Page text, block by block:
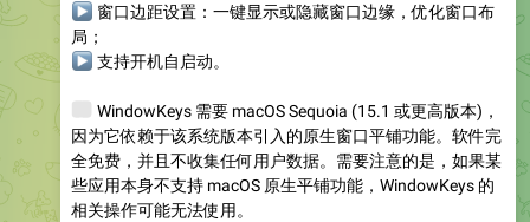
窗口边距设置：一键显示或隐藏窗口边缘，优化窗口布
局；
支持开机自启动。
WindowKeys 需要 macOS Sequoia (15.1 或更高版本)，
因为它依赖于该系统版本引入的原生窗口平铺功能。软件完
全免费，并且不收集任何用户数据。需要注意的是，如果某
些应用本身不支持 macOS 原生平铺功能，WindowKeys 的
相关操作可能无法使用。